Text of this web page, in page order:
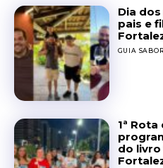
Dia
pais e
GUIA
1ª
do livro